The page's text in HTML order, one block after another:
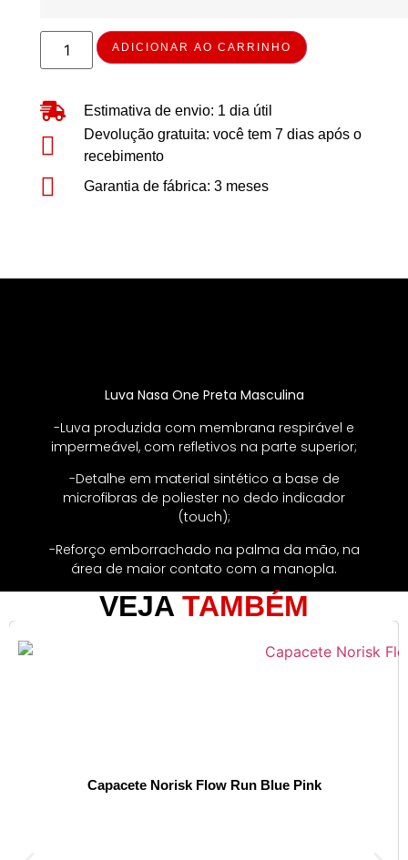
ADICIONAR AO CARRINHO
Estimativa de envio: 1 dia útil
Devolução gratuita: você tem 7 dias após o
recebimento
Garantia de fábrica: 3 meses
Luva Nasa One Preta Masculina
-Luva produzida com membrana respirável e
impermeável, com refletivos na parte superior;
-Detalhe em material sintético a base de
microfibras de poliester no dedo indicador
(touch);
-Reforço emborrachado na palma da mão, na
área de maior contato com a manopla.
VEJA TAMBÉM
Capacete Norisk Flow Run Blue Pink